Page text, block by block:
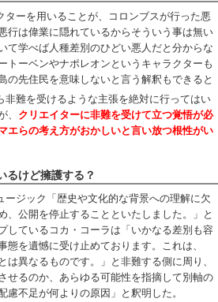
ターを用いることが、コロンブスが行った悪
行は偉業に隠れているからそういう事は無い
て学べば人種差別のひどい悪人だと分からな
トーベンやナポレオンというキャラクターも
の先住民を意味しないと言う解釈もできると
非難を受けるような主張を絶対に行ってはい
、 クリエイターに非難を受けて立つ覚悟が必
エらの考え方がおかしいと言い放つ根性がい
るけど擁護する？
ージック「歴史や文化的な背景への理解に欠
、公開を停止することといたしました。」と
しているコカ・コーラは「いかなる差別も容
態を遺憾に受け止めております。これは、
は異なるものです。」と非難する側に周り、
せるのか、あらゆる可能性を指摘して別軸の
慮不足が何よりの原因」と釈明した。